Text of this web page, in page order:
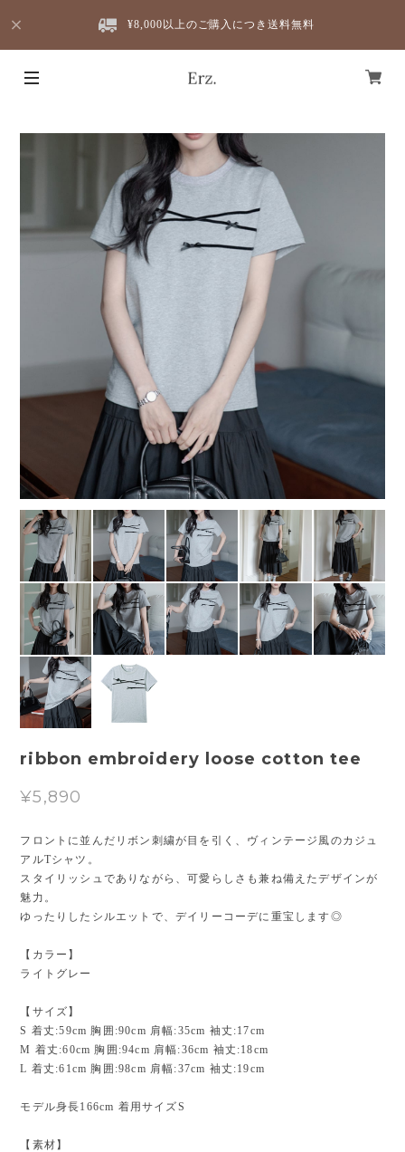
¥8,000以上のご購入につき送料無料
ribbon embroidery loose cotton tee
¥5,890
フロントに並んだリボン刺繍が目を引く、ヴィンテージ風のカジュ
アルTシャツ。
スタイリッシュでありながら、可愛らしさも兼ね備えたデザインが
魅力。
ゆったりしたシルエットで、デイリーコーデに重宝します◎
【カラー】
ライトグレー
【サイズ】
S 着丈:59cm 胸囲:90cm 肩幅:35cm 袖丈:17cm
M 着丈:60cm 胸囲:94cm 肩幅:36cm 袖丈:18cm
L 着丈:61cm 胸囲:98cm 肩幅:37cm 袖丈:19cm
モデル身長166cm 着用サイズS
【素材】